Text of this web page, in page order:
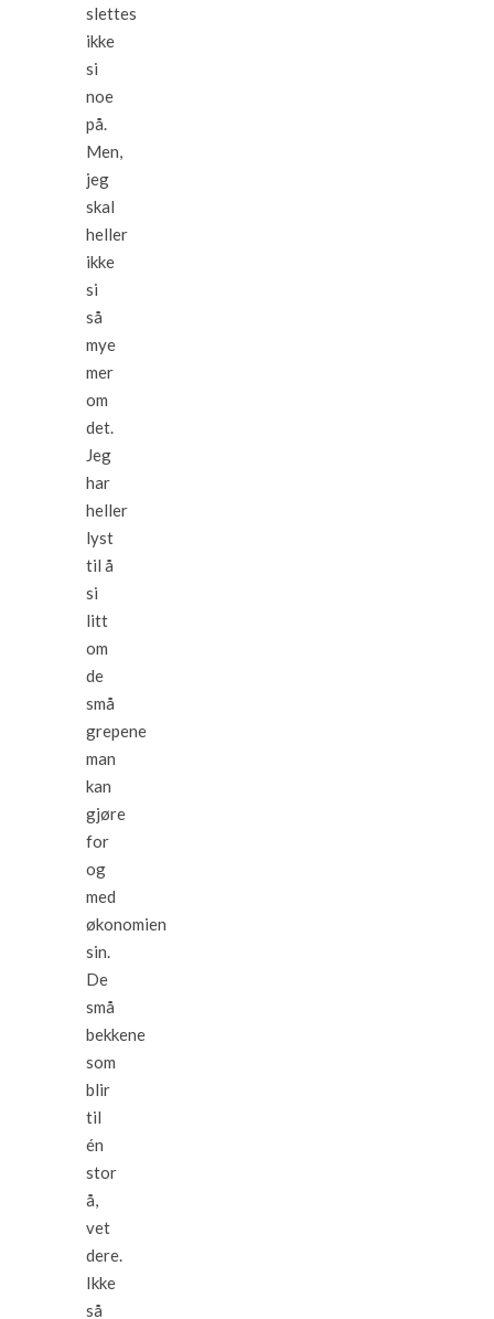
slettes
ikke
si
noe
på.
Men,
jeg
skal
heller
ikke
si
så
mye
mer
om
det.
Jeg
har
heller
lyst
til å
si
litt
om
de
små
grepene
man
kan
gjøre
for
og
med
økonomien
sin.
De
små
bekkene
som
blir
til
én
stor
å,
vet
dere.
Ikke
så